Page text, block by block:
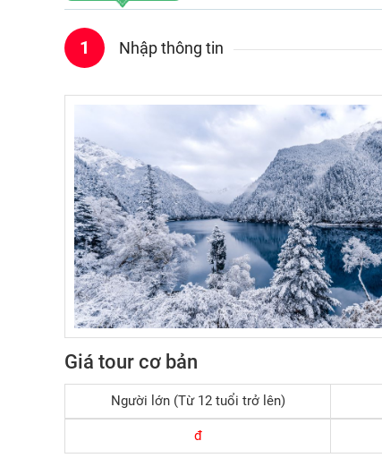
1 Nhập thông tin
Giá tour cơ bản
Người lớn (Từ 12 tuổi trở lên)
đ